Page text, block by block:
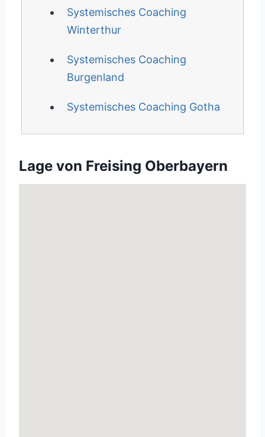
Systemisches Coaching
Winterthur
Systemisches Coaching
Burgenland
Systemisches Coaching Gotha
Lage von Freising Oberbayern